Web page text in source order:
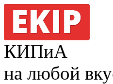
КИПиА
на любой